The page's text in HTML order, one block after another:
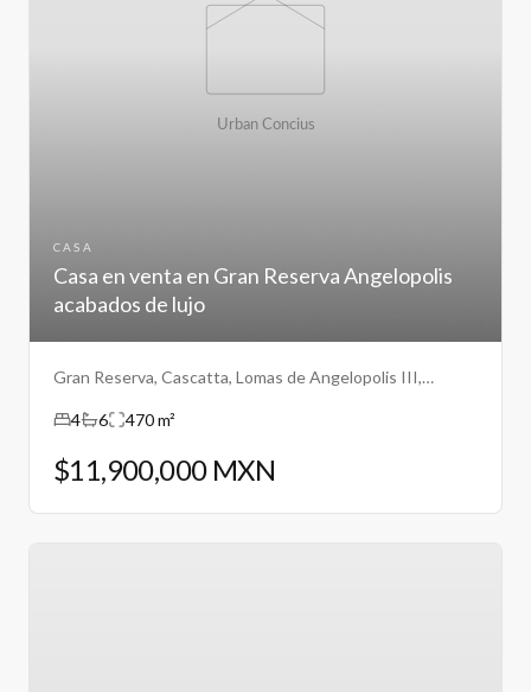
CASA
Casa en venta en Gran Reserva Angelopolis
acabados de lujo
Gran Reserva, Cascatta, Lomas de Angelopolis III,
4
6 470 m²
$11,900,000 MXN